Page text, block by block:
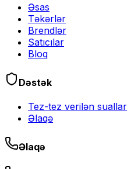
Əsas
Təkərlər
Brendlər
Satıcılar
Bloq
Dəstək
Tez-tez verilən suallar
Əlaqə
Əlaqə